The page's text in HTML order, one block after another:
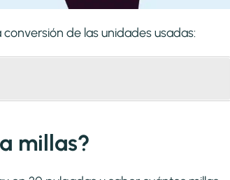
de las unidades usadas:
millas?